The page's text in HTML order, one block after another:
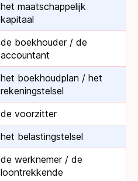
het maatschappelijk
kapitaal
de boekhouder / de
accountant
het boekhoudplan / het
rekeningstelsel
de voorzitter
het belastingstelsel
de werknemer / de
loontrekkende